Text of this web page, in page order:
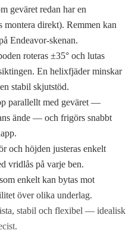
geväret redan har en
montera direkt). Remmen kan
Endeavor-skenan.
roteras ±35° och lutas
En helixfjäder minskar
stabil skjutstöd.
parallellt med geväret —
ände — och frigörs snabbt
och höjden justeras enkelt
vridlås på varje ben.
enkelt kan bytas mot
över olika underlag.
stabil och flexibel — idealisk